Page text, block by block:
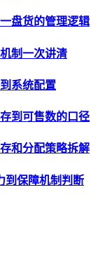
盘货的管理逻辑
制一次讲清
系统配置
到可售数的口径
和分配策略拆解
到保障机制判断